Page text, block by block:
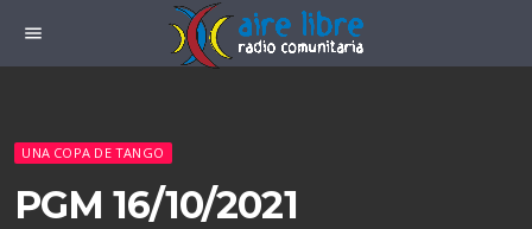
menu
UNA COPA DE TANGO
PGM 16/10/2021